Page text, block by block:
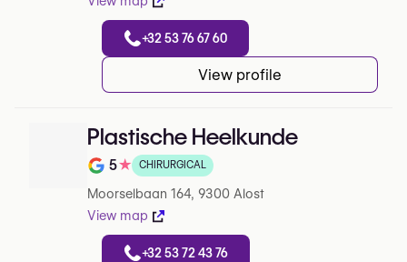
+32 53 76 67 60
View profile
Plastische Heelkunde
Note de 5 sur 5 sur Google
5★ CHIRURGICAL
Moorselbaan 164, 9300 Alost
View map
+32 53 72 43 76